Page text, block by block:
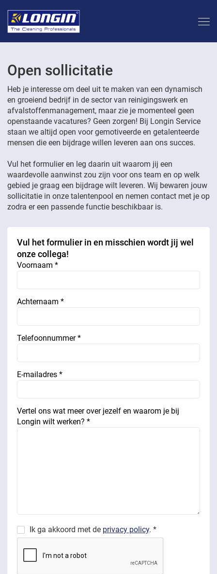
Open sollicitatie
Heb je interesse om deel uit te maken van een dynamisch
en groeiend bedrijf in de sector van reinigingswerk en
afvalstoffenmanagement, maar zie je momenteel geen
openstaande vacatures? Geen zorgen! Bij Longin Service
staan we altijd open voor gemotiveerde en getalenteerde
mensen die een bijdrage willen leveren aan ons succes.
Vul het formulier en leg daarin uit waarom jij een
waardevolle aanwinst zou zijn voor ons team en op welk
gebied je graag een bijdrage wilt leveren. Wij bewaren jouw
sollicitatie in onze talentenpool en nemen contact met je op
zodra er een passende functie beschikbaar is.
Vul het formulier in en misschien wordt jij wel
onze collega!
Voornaam *
Achternaam *
Telefoonnummer *
E-mailadres *
Vertel ons wat meer over jezelf en waarom je bij
Longin wilt werken? *
Ik ga akkoord met de privacy policy. *